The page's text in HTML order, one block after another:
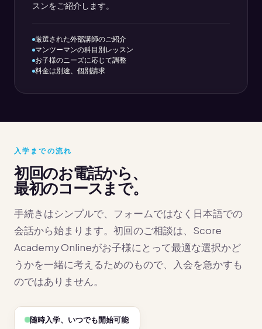
スンをご紹介します。
厳選された外部講師のご紹介
マンツーマンの科目別レッスン
お子様のニーズに応じて調整
料金は別途、個別請求
入学までの流れ
初回のお電話から、
最初のコースまで。
手続きはシンプルで、フォームではなく日本語での
会話から始まります。初回のご相談は、Score
Academy Onlineがお子様にとって最適な選択かど
うかを一緒に考えるためのもので、入会を急かすも
のではありません。
随時入学、いつでも開始可能